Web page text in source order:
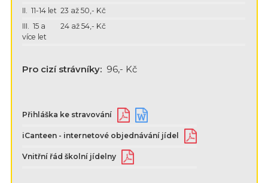
II. 11-14 let 23 až 50,- Kč
III. 15 a
více let
24 až 54,- Kč
Pro cizí strávníky: 96,- Kč
Přihláška ke stravování
iCanteen - internetové objednávání jídel
Vnitřní řád školní jídelny